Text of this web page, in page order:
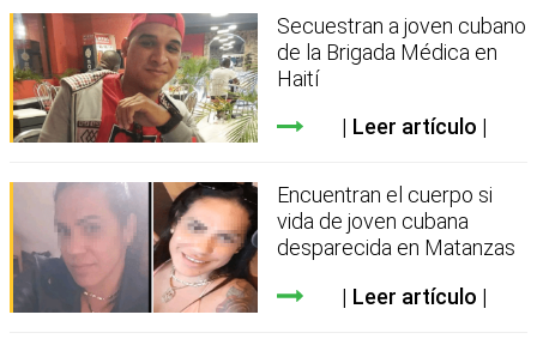
Secuestran a joven cubano
de la Brigada Médica en
Haití
Leer artículo
Encuentran el cuerpo si
vida de joven cubana
desparecida en Matanzas
Leer artículo